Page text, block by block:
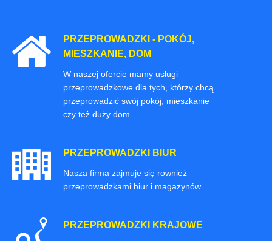
PRZEPROWADZKI - POKÓJ,
MIESZKANIE, DOM
W naszej ofercie mamy usługi
przeprowadzkowe dla tych, którzy chcą
przeprowadzić swój pokój, mieszkanie
czy też duży dom.
PRZEPROWADZKI BIUR
Nasza firma zajmuje się rownież
przeprowadzkami biur i magazynów.
PRZEPROWADZKI KRAJOWE